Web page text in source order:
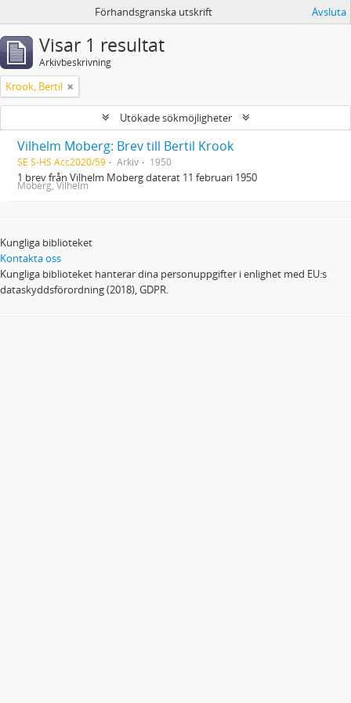
Förhandsgranska utskrift Avsluta
Visar 1 resultat
Arkivbeskrivning
Krook, Bertil
Utökade sökmöjligheter
Vilhelm Moberg: Brev till Bertil Krook
SE S-HS Acc2020/59 Arkiv 1950
1 brev från Vilhelm Moberg daterat 11 februari 1950
Moberg, Vilhelm
Kungliga biblioteket
Kontakta oss
Kungliga biblioteket hanterar dina personuppgifter i enlighet med EU:s
dataskyddsförordning (2018), GDPR.